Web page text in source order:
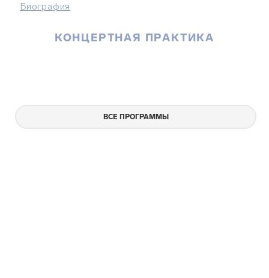
Биография
КОНЦЕРТНАЯ ПРАКТИКА
ВСЕ ПРОГРАММЫ